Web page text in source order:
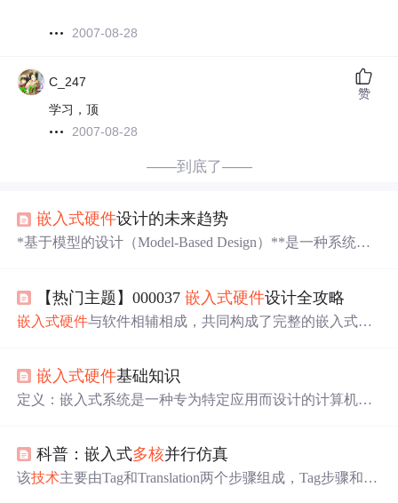
2007-08-28
C_247
学习，顶
2007-08-28
赞
——到底了——
嵌入式硬件设计的未来趋势
*基于模型的设计（Model-Based Design）**是一种系统设
中
特别有用，因为它可以更直观地表示复杂的系统交互，
并在早期阶段发现潜在的设计问题。
【热门主题】000037嵌入式硬件设计全攻略
嵌入式硬件与软件相辅相成，共同构成了完整的嵌入式系
如，在嵌入式系统中，硬件驱动程序使得软件能够与硬件
设备进行交互，实现对硬件的控制和管理。同时，软件的
嵌入式硬件基础知识
定义：嵌入式系统是一种专为特定应用而设计的计算机系
嵌入式系统具有更高的专用性、更低的功耗、更小的体积
以及更强的实时性等特点。特点专用性：嵌入式系统通常
科普：嵌入式多核并行仿真
该技术主要由Tag和Translation两个步骤组成，Tag步骤和仿